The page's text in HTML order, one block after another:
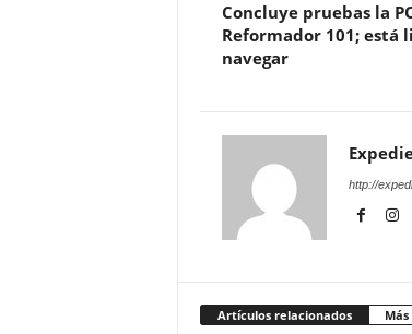
Concluye pruebas la
Reformador 101; está
navegar
http://
Artículos relacionados